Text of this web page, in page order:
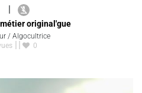
|
original'gue
/ Algocultrice
0